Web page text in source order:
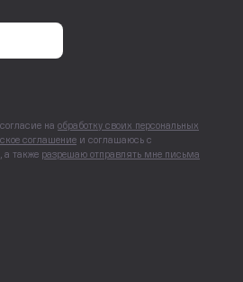
на обработку своих персональных
соглашение и соглашаюсь с
, а также разрешаю отправлять мне письма